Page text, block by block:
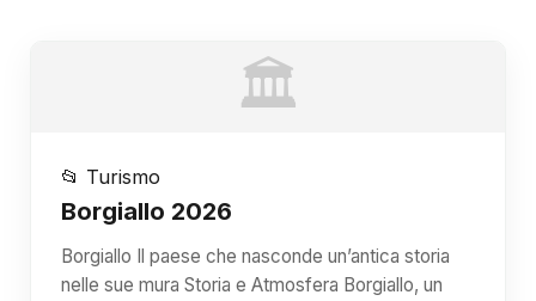
🏛️
📂 Turismo
Borgiallo 2026
Borgiallo Il paese che nasconde un’antica storia
nelle sue mura Storia e Atmosfera Borgiallo, un